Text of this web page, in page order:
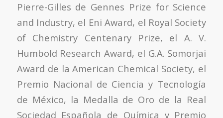
Pierre-Gilles de Gennes Prize for Science
and Industry, el Eni Award, el Royal Society
of Chemistry Centenary Prize, el A. V.
Humbold Research Award, el G.A. Somorjai
Award de la American Chemical Society, el
Premio Nacional de Ciencia y Tecnología
de México, la Medalla de Oro de la Real
Sociedad Española de Química y Premio